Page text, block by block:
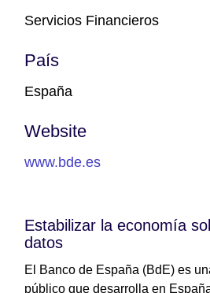
Servicios Financieros
País
España
Website
www.bde.es
Estabilizar la economía
datos
El Banco de España (BdE) es
público que desarrolla en